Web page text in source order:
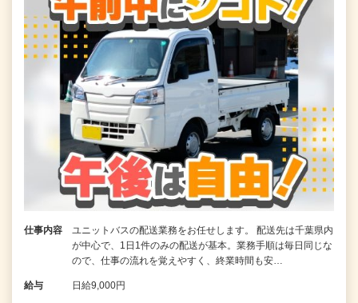
仕事内容
ユニットバスの配送業務をお任せします。 配送先は千葉県内
が中心で、1日1件のみの配送が基本。業務手順は毎日同じな
ので、仕事の流れを覚えやすく、終業時間も安…
給与 日給9,000円